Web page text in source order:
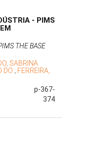
- PIMS
THE BASE
SABRINA
DO ; FERREIRA,
p-367-
374